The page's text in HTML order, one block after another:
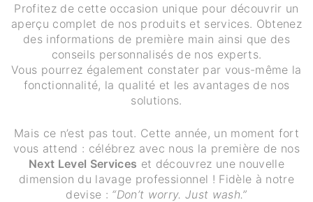
Profitez de cette occasion unique pour découvrir un
aperçu complet de nos produits et services. Obtenez
des informations de première main ainsi que des
conseils personnalisés de nos experts.
Vous pourrez également constater par vous-même la
fonctionnalité, la qualité et les avantages de nos
solutions.
Mais ce n’est pas tout. Cette année, un moment fort
vous attend : célébrez avec nous la première de nos
Next Level Services et découvrez une nouvelle
dimension du lavage professionnel ! Fidèle à notre
devise : “Don’t worry. Just wash.”